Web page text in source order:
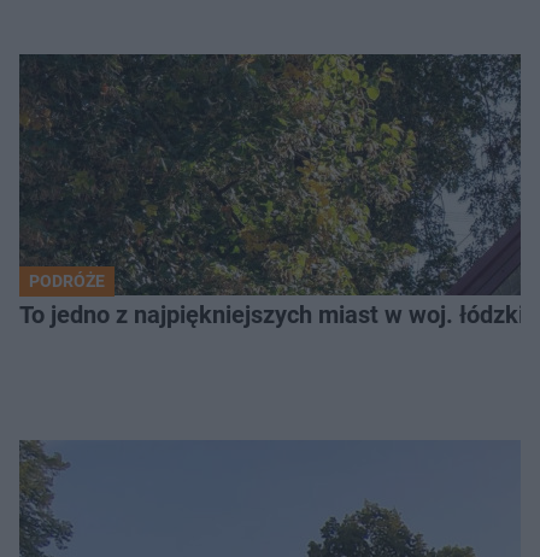
PODRÓŻE
To jedno z najpiękniejszych miast w woj.